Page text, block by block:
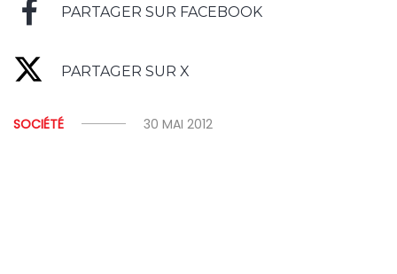
PARTAGER SUR FACEBOOK
PARTAGER SUR X
SOCIÉTÉ 30 MAI 2012